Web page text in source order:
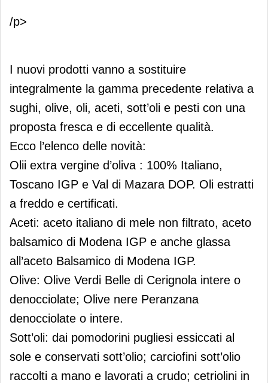
/p>
I nuovi prodotti vanno a sostituire
integralmente la gamma precedente relativa a
sughi, olive, oli, aceti, sott’oli e pesti con una
proposta fresca e di eccellente qualità.
Ecco l’elenco delle novità:
Olii extra vergine d’oliva : 100% Italiano,
Toscano IGP e Val di Mazara DOP. Oli estratti
a freddo e certificati.
Aceti: aceto italiano di mele non filtrato, aceto
balsamico di Modena IGP e anche glassa
all’aceto Balsamico di Modena IGP.
Olive: Olive Verdi Belle di Cerignola intere o
denocciolate; Olive nere Peranzana
denocciolate o intere.
Sott’oli: dai pomodorini pugliesi essiccati al
sole e conservati sott’olio; carciofini sott’olio
raccolti a mano e lavorati a crudo; cetriolini in